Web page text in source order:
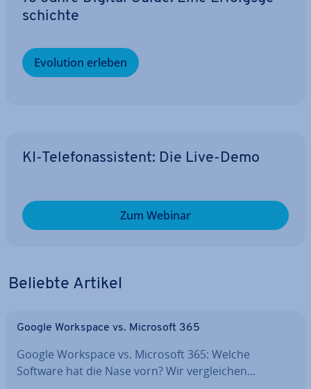
schich­te
Evolution erleben
KI-Te­le­fon­as­sis­tent: Die Live-Demo
Zum Webinar
Beliebte Artikel
Google Workspace vs. Microsoft 365
Google Workspace vs. Microsoft 365: Welche
Software hat die Nase vorn? Wir ver­glei­chen…